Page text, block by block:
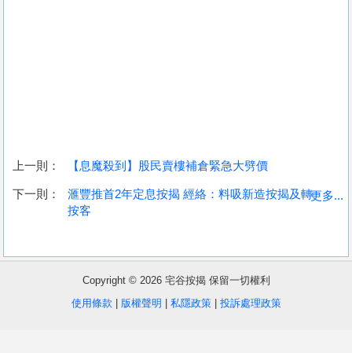
收
盤
上一則： 【息魔殺到】股民賣樓補倉緊急大劈價
下一則：
滙豐推首2年定息按揭 經絡：料吸新造按揭及轉
按客
更多...
Copyright © 2026 宅谷按揭 保留一切權利
使用條款
版權聲明 私隱政策| 投訴處理政策